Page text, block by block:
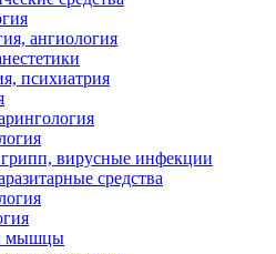
ангиология
психиатрия
вирусные инфекции
средства
мышцы